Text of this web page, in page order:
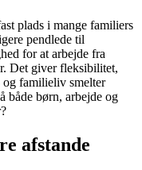
plads i mange familiers
pendlede til
for at arbejde fra
Det giver fleksibilitet,
og familieliv smelter
både børn, arbejde og
afstande